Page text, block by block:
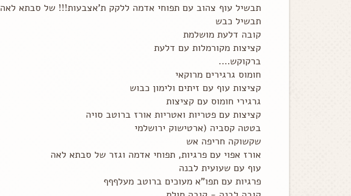
תבשיל עוף צהוב עם תפוחי אדמה ללקק ת'אצבעות!!! של סבתא לאה
תבשיל כבש
קובה דלעת מושלמת
קציצות מקורמלות עם דלעת
ברקוקש….
חומוס גרגירים מרוקאי
קציצות עוף עם זיתים ולימון כבוש
גרגירי חומוס עם קציצות
קציצות עם פטריות ואטריות אורז ברוטב סויה
בטטה קסביה (ארטישוק ירושלמי
שקשוקה חריפה אש
אורז אפוי עם פרגיות, תפוחי אדמה וגזר של סבתא לאה
עוף עם שעועית לבנה
פרגיות עם תפו"א מעוכים ברוטב מעלףףף